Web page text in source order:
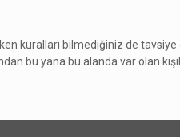
kuralları bilmediğiniz de
bu yana bu alanda var olan